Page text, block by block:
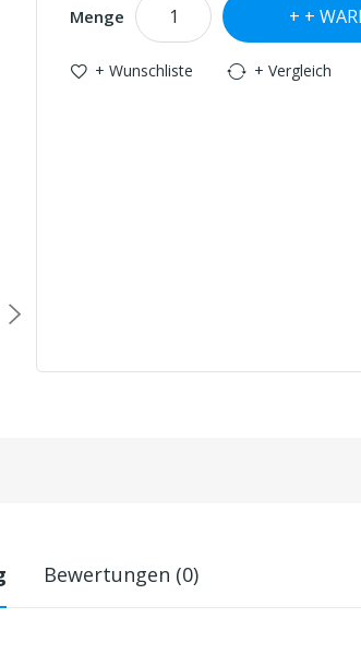
Menge +
+ Wunschliste + Vergleich
Bewertungen (0)